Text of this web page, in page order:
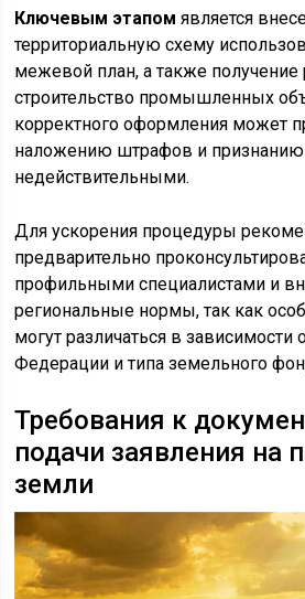
Ключевым этапом является
территориальную схему
межевой план, а также
строительство промышленных
корректного оформления может
наложению штрафов и
недействительными.
Для ускорения процедуры
предварительно
профильными специалистами и
региональные нормы, так как
могут различаться в зависимости
Федерации и типа земельного
Требования к
подачи заявления на
земли